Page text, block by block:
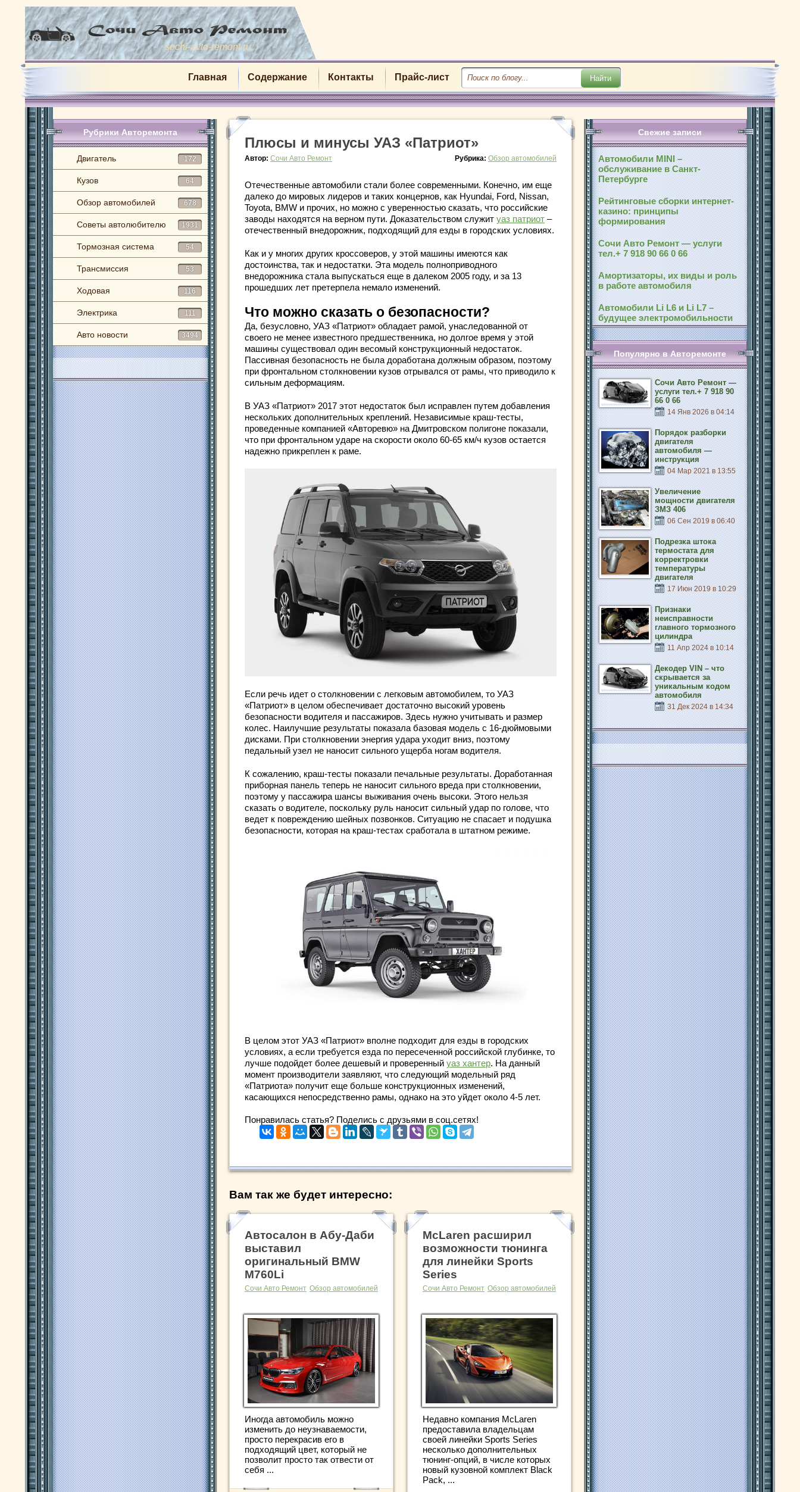
sochi-avto-remont.ru
Главная Содержание Контакты Прайс-лист
Рубрики Авторемонта
Двигатель 172
Кузов 64
Обзор автомобилей 678
Советы автолюбителю 1931
Тормозная система 54
Трансмиссия 53
Ходовая 116
Электрика 111
Авто новости 3494
Плюсы и минусы УАЗ «Патриот»
Автор: Сочи Авто Ремонт Рубрика: Обзор автомобилей
Отечественные автомобили стали более современными. Конечно, им еще
далеко до мировых лидеров и таких концернов, как Hyundai, Ford, Nissan,
Toyota, BMW и прочих, но можно с уверенностью сказать, что российские
заводы находятся на верном пути. Доказательством служит уаз патриот –
отечественный внедорожник, подходящий для езды в городских условиях.
Как и у многих других кроссоверов, у этой машины имеются как
достоинства, так и недостатки. Эта модель полноприводного
внедорожника стала выпускаться еще в далеком 2005 году, и за 13
прошедших лет претерпела немало изменений.
Что можно сказать о безопасности?
Да, безусловно, УАЗ «Патриот» обладает рамой, унаследованной от
своего не менее известного предшественника, но долгое время у этой
машины существовал один весомый конструкционный недостаток.
Пассивная безопасность не была доработана должным образом, поэтому
при фронтальном столкновении кузов отрывался от рамы, что приводило к
сильным деформациям.
В УАЗ «Патриот» 2017 этот недостаток был исправлен путем добавления
нескольких дополнительных креплений. Независимые краш-тесты,
проведенные компанией «Авторевю» на Дмитровском полигоне показали,
что при фронтальном ударе на скорости около 60-65 км/ч кузов остается
надежно прикреплен к раме.
Если речь идет о столкновении с легковым автомобилем, то УАЗ
«Патриот» в целом обеспечивает достаточно высокий уровень
безопасности водителя и пассажиров. Здесь нужно учитывать и размер
колес. Наилучшие результаты показала базовая модель с 16-дюймовыми
дисками. При столкновении энергия удара уходит вниз, поэтому
педальный узел не наносит сильного ущерба ногам водителя.
К сожалению, краш-тесты показали печальные результаты. Доработанная
приборная панель теперь не наносит сильного вреда при столкновении,
поэтому у пассажира шансы выживания очень высоки. Этого нельзя
сказать о водителе, поскольку руль наносит сильный удар по голове, что
ведет к повреждению шейных позвонков. Ситуацию не спасает и подушка
безопасности, которая на краш-тестах сработала в штатном режиме.
В целом этот УАЗ «Патриот» вполне подходит для езды в городских
условиях, а если требуется езда по пересеченной российской глубинке, то
лучше подойдет более дешевый и проверенный уаз хантер. На данный
момент производители заявляют, что следующий модельный ряд
«Патриота» получит еще больше конструкционных изменений,
касающихся непосредственно рамы, однако на это уйдет около 4-5 лет.
Понравилась статья? Поделись с друзьями в соц.сетях!
Вам так же будет интересно:
Автосалон в Абу-Даби
выставил
оригинальный BMW
M760Li
Сочи Авто Ремонт Обзор автомобилей
Иногда автомобиль можно
изменить до неузнаваемости,
просто перекрасив его в
подходящий цвет, который не
позволит просто так отвести от
себя ...
McLaren расширил
возможности тюнинга
для линейки Sports
Series
Сочи Авто Ремонт Обзор автомобилей
Недавно компания McLaren
предоставила владельцам
своей линейки Sports Series
несколько дополнительных
тюнинг-опций, в числе которых
новый кузовной комплект Black
Pack, ...
Свежие записи
Автомобили MINI –
обслуживание в Санкт-
Петербурге
Рейтинговые сборки интернет-
казино: принципы
формирования
Сочи Авто Ремонт — услуги
тел.+ 7 918 90 66 0 66
Амортизаторы, их виды и роль
в работе автомобиля
Автомобили Li L6 и Li L7 –
будущее электромобильности
Популярно в Авторемонте
Сочи Авто Ремонт —
услуги тел.+ 7 918 90
66 0 66
14 Янв 2026 в 04:14
Порядок разборки
двигателя
автомобиля —
инструкция
04 Мар 2021 в 13:55
Увеличение
мощности двигателя
ЗМЗ 406
06 Сен 2019 в 06:40
Подрезка штока
термостата для
корректровки
температуры
двигателя
17 Июн 2019 в 10:29
Признаки
неисправности
главного тормозного
цилиндра
11 Апр 2024 в 10:14
Декодер VIN – что
скрывается за
уникальным кодом
автомобиля
31 Дек 2024 в 14:34